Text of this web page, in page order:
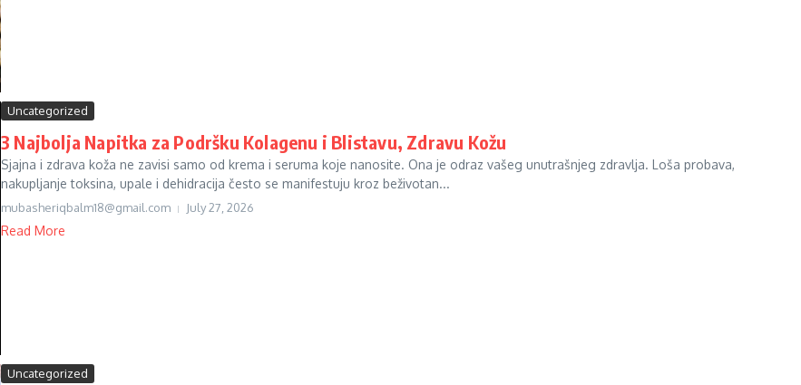
Uncategorized
3 Najbolja Napitka za Podršku Kolagenu i Blistavu, Zdravu Kožu
Sjajna i zdrava koža ne zavisi samo od krema i seruma koje nanosite. Ona je odraz vašeg unutrašnjeg zdravlja. Loša probava,
nakupljanje toksina, upale i dehidracija često se manifestuju kroz beživotan...
mubasheriqbalm18@gmail.com July 27, 2026
Read More
Uncategorized